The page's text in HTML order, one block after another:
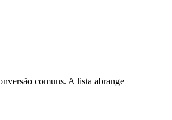
comuns. A lista abrange